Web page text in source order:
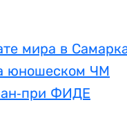
мира в
юношеском ЧМ
при ФИДЕ